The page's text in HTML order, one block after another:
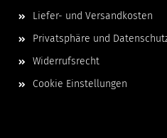
Liefer- und Versandkosten
Privatsphäre und
Widerrufsrecht
Cookie Einstellungen